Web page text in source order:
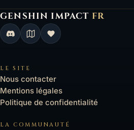
GENSHIN IMPACT FR
Genshin Impact FR, retour à l'accueil
LE SITE
Nous contacter
Mentions légales
Politique de confidentialité
LA COMMUNAUTÉ